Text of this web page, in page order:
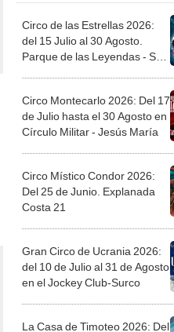
Circo de las Estrellas 2026:
del 15 Julio al 30 Agosto.
Parque de las Leyendas - San
Circo Montecarlo 2026: Del 17
de Julio hasta el 30 Agosto en
Círculo Militar - Jesús María
Circo Místico Condor 2026:
Del 25 de Junio. Explanada
Costa 21
Gran Circo de Ucrania 2026:
del 10 de Julio al 31 de Agosto
en el Jockey Club-Surco
La Casa de Timoteo 2026: Del